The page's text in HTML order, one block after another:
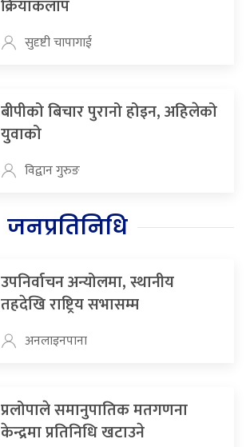
क्रियाकलाप
सुदृष्टी चापागाई
बीपीको बिचार पुरानो होइन, अहिलेको
युवाको
विद्वान गुरुङ
जनप्रतिनिधि
उपनिर्वाचन अन्योलमा, स्थानीय
तहदेखि राष्ट्रिय सभासम्म
अनलाइनपाना
प्रलोपाले समानुपातिक मतगणना
केन्द्रमा प्रतिनिधि खटाउने